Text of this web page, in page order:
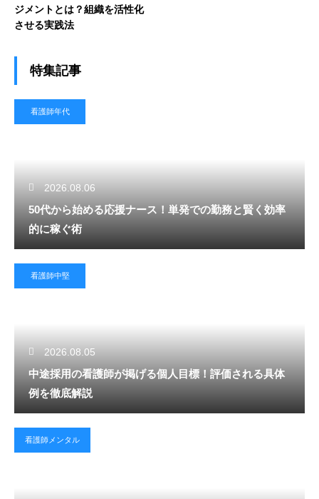
ジメントとは？組織を活性化
させる実践法
特集記事
看護師年代
2026.08.06
50代から始める応援ナース！単発での勤務と賢く効率
的に稼ぐ術
看護師中堅
2026.08.05
中途採用の看護師が掲げる個人目標！評価される具体
例を徹底解説
看護師メンタル